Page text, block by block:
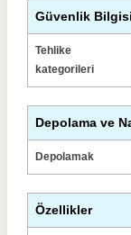
Güvenlik Bilgisi
Tehlike
kategorileri
Depolama ve
Depolamak
Özellikler